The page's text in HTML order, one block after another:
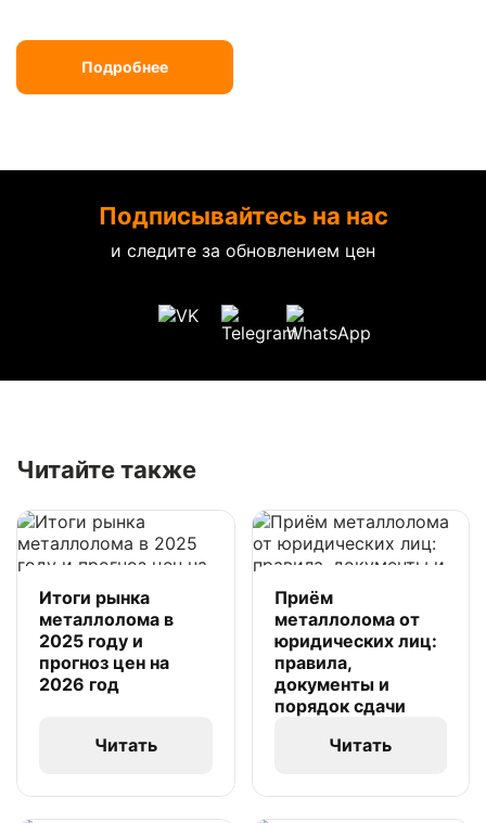
Подробнее
Подписывайтесь на нас
и следите за обновлением цен
Читайте также
Итоги рынка
металлолома в
2025 году и
прогноз цен на
2026 год
Читать
Приём
металлолома от
юридических лиц:
правила,
документы и
порядок сдачи
Читать